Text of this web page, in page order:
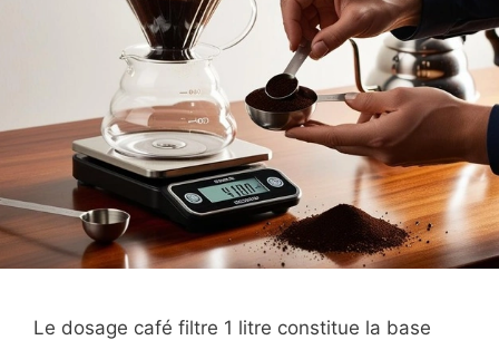
Le dosage café filtre 1 litre constitue la base